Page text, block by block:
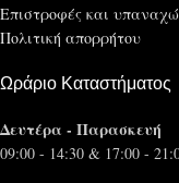
Επιστροφές και
Πολιτική απορρήτου
Ωράριο Καταστήματος
Δευτέρα - Παρασκευή
09:00 - 14:30 & 17:00 -